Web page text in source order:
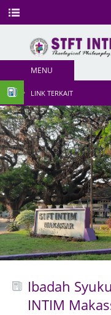
MENU
LINK TERKAIT
Ibadah
INTIM